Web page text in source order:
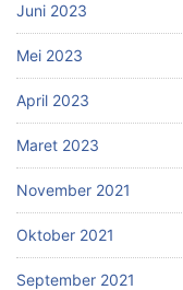
Juni 2023
Mei 2023
April 2023
Maret 2023
November 2021
Oktober 2021
September 2021